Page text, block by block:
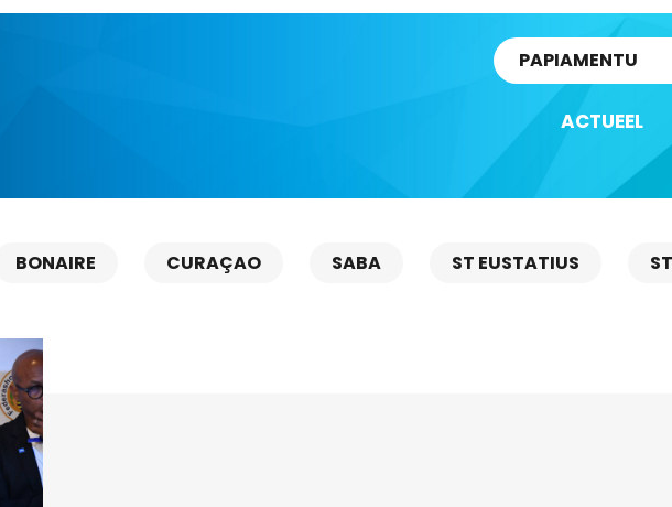
PAPIAMENTU
ACTUEEL
BONAIRE CURAÇAO SABA ST EUSTATIUS